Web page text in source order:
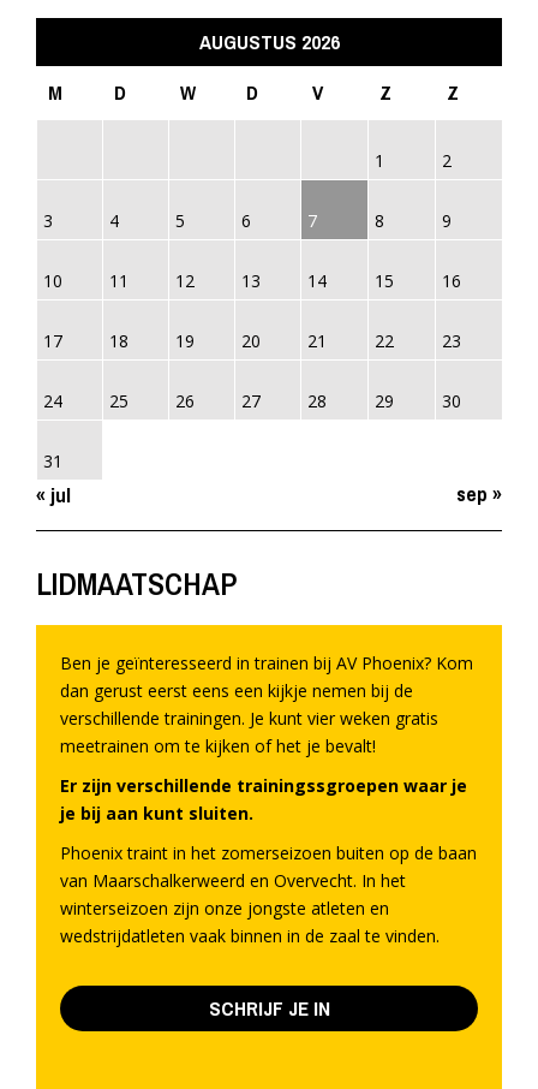
AUGUSTUS 2026
M
D W D V Z Z
1 2
3 4 5 6 7 8 9
10 11 12 13 14 15 16
17 18 19 20 21 22 23
24 25 26 27 28 29 30
31
« jul sep »
LIDMAATSCHAP
Ben je geïnteresseerd in trainen bij AV Phoenix? Kom
dan gerust eerst eens een kijkje nemen bij de
verschillende trainingen. Je kunt vier weken gratis
meetrainen om te kijken of het je bevalt!
Er zijn verschillende trainingssgroepen waar je
je bij aan kunt sluiten.
Phoenix traint in het zomerseizoen buiten op de baan
van Maarschalkerweerd en Overvecht. In het
winterseizoen zijn onze jongste atleten en
wedstrijdatleten vaak binnen in de zaal te vinden.
SCHRIJF JE IN